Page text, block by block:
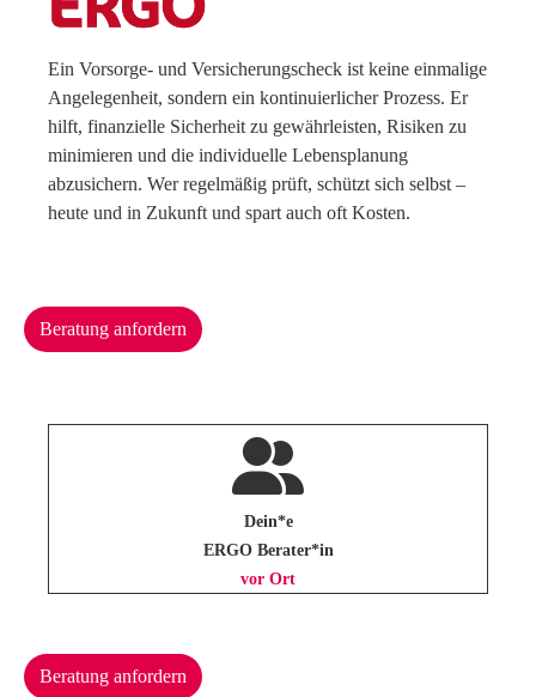
Ein Vorsorge- und Versicherungscheck ist keine einmalige
Angelegenheit, sondern ein kontinuierlicher Prozess. Er
hilft, finanzielle Sicherheit zu gewährleisten, Risiken zu
minimieren und die individuelle Lebensplanung
abzusichern. Wer regelmäßig prüft, schützt sich selbst –
heute und in Zukunft und spart auch oft Kosten.
Beratung anfordern
Dein*e
ERGO Berater*in
vor Ort
Beratung anfordern